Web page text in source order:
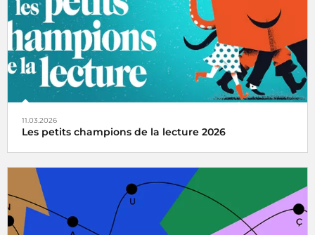
11.03.2026
Les petits champions de la lecture 2026
Radio France partenaire de la 14e édition du grand jeu
national de lecture à voix haute pour les enfants de CM1
et CM2